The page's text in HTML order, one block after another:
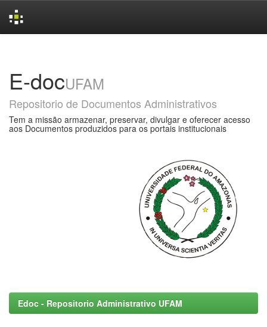
E-docUFAM
Repositorio de Documentos Administrativos
Tem a missão armazenar, preservar, divulgar e oferecer acesso
aos Documentos produzidos para os portais institucionais
Edoc - Repositorio Administrativo UFAM